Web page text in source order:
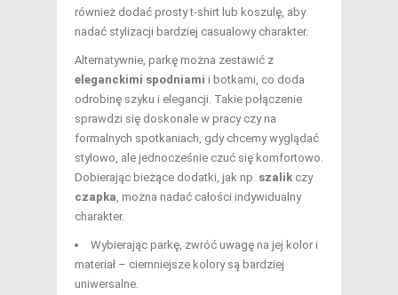
również dodać prosty t-shirt lub koszulę, aby
nadać stylizacji bardziej casualowy charakter.
Alternatywnie, parkę można zestawić z
eleganckimi spodniami i botkami, co doda
odrobinę szyku i elegancji. Takie połączenie
sprawdzi się doskonale w pracy czy na
formalnych spotkaniach, gdy chcemy wyglądać
stylowo, ale jednocześnie czuć się komfortowo.
Dobierając bieżące dodatki, jak np. szalik czy
czapka , można nadać całości indywidualny
charakter.
Wybierając parkę, zwróć uwagę na jej kolor i
materiał – ciemniejsze kolory są bardziej
uniwersalne.